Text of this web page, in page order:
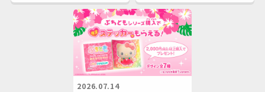
2026.07.14